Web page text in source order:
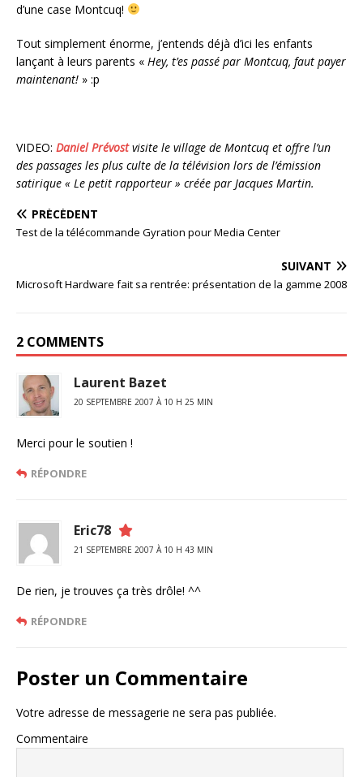
d’une case Montcuq!
Tout simplement énorme, j’entends déjà d’ici les enfants
lançant à leurs parents « Hey, t’es passé par Montcuq, faut payer
maintenant! » :p
VIDEO: Daniel Prévostvisite le village de Montcuq et offre l’un
des passages les plus culte de la télévision lors de l’émission
satirique « Le petit rapporteur » créée par Jacques Martin.
PRÉCÉDENT
Test de la télécommande Gyration pour Media Center
SUIVANT
Microsoft Hardware fait sa rentrée: présentation de la gamme 2008
2 COMMENTS
Laurent Bazet
20 SEPTEMBRE 2007 À 10 H 25 MIN
Merci pour le soutien !
RÉPONDRE
Eric78
21 SEPTEMBRE 2007 À 10 H 43 MIN
De rien, je trouves ça très drôle! ^^
RÉPONDRE
Poster un Commentaire
Votre adresse de messagerie ne sera pas publiée.
Commentaire